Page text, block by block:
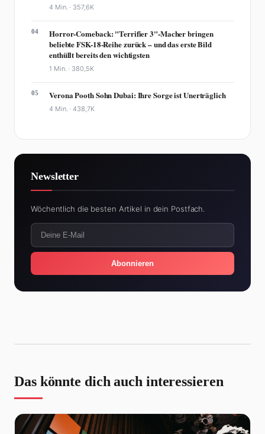
4 Min. · 357,6K
04
Horror-Comeback: "Terrifier 3"-Macher bringen
beliebte FSK-18-Reihe zurück – und das erste Bild
enthüllt bereits den wichtigsten
1 Min. · 380,5K
05 Verona Pooth Sohn Dubai: Ihre Sorge ist Unerträglich
4 Min. ·438,7K
Newsletter
Wöchentlich die besten Artikel in dein Postfach.
Abonnieren
Das könnte dich auch interessieren